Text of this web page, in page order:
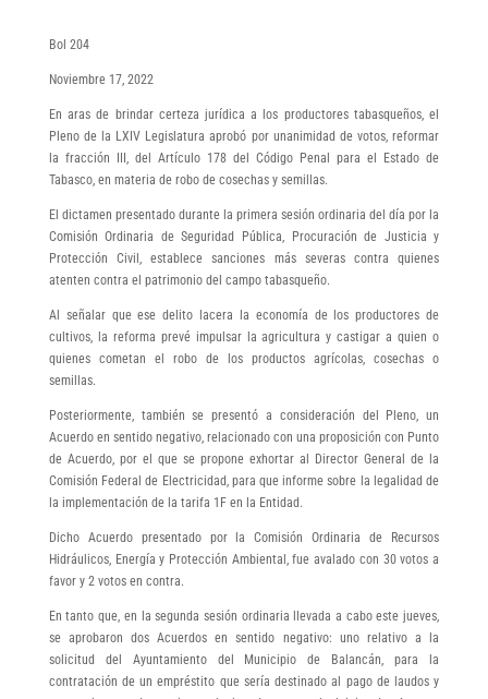
Bol 204
Noviembre 17, 2022
En aras de brindar certeza jurídica a los productores tabasqueños, el
Pleno de la LXIV Legislatura aprobó por unanimidad de votos, reformar
la fracción III, del Artículo 178 del Código Penal para el Estado de
Tabasco, en materia de robo de cosechas y semillas.
El dictamen presentado durante la primera sesión ordinaria del día por la
Comisión Ordinaria de Seguridad Pública, Procuración de Justicia y
Protección Civil, establece sanciones más severas contra quienes
atenten contra el patrimonio del campo tabasqueño.
Al señalar que ese delito lacera la economía de los productores de
cultivos, la reforma prevé impulsar la agricultura y castigar a quien o
quienes cometan el robo de los productos agrícolas, cosechas o
semillas.
Posteriormente, también se presentó a consideración del Pleno, un
Acuerdo en sentido negativo, relacionado con una proposición con Punto
de Acuerdo, por el que se propone exhortar al Director General de la
Comisión Federal de Electricidad, para que informe sobre la legalidad de
la implementación de la tarifa 1F en la Entidad.
Dicho Acuerdo presentado por la Comisión Ordinaria de Recursos
Hidráulicos, Energía y Protección Ambiental, fue avalado con 30 votos a
favor y 2 votos en contra.
En tanto que, en la segunda sesión ordinaria llevada a cabo este jueves,
se aprobaron dos Acuerdos en sentido negativo: uno relativo a la
solicitud del Ayuntamiento del Municipio de Balancán, para la
contratación de un empréstito que sería destinado al pago de laudos y